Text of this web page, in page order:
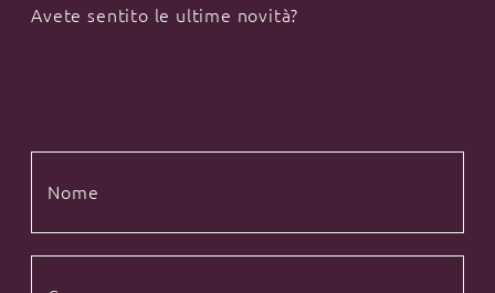
Avete sentito le ultime novità?